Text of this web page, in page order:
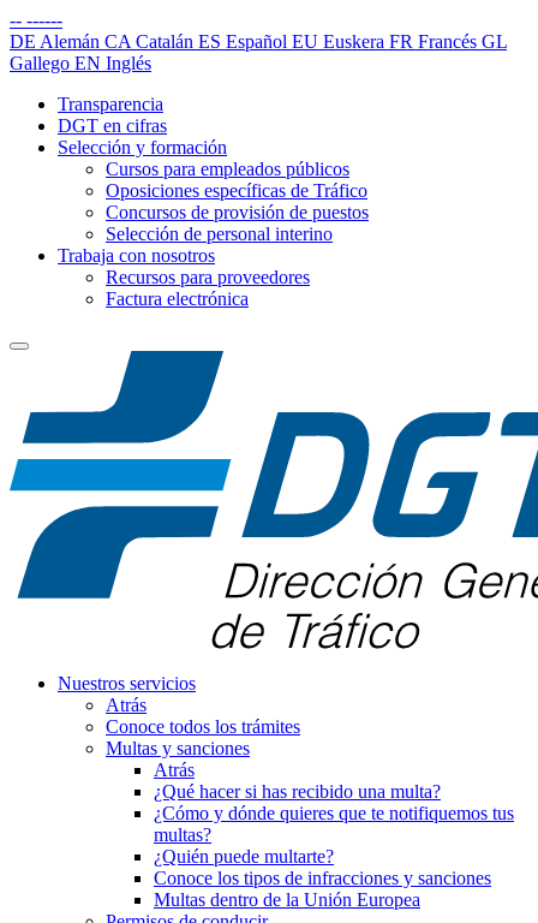
-- ------
DE Alemán CA Catalán ES Español EU Euskera FR Francés GL
Gallego EN Inglés
Transparencia
DGT en cifras
Selección y formación
Cursos para empleados públicos
Oposiciones específicas de Tráfico
Concursos de provisión de puestos
Selección de personal interino
Trabaja con nosotros
Recursos para proveedores
Factura electrónica
Nuestros servicios
Atrás
Conoce todos los trámites
Multas y sanciones
Atrás
¿Qué hacer si has recibido una multa?
¿Cómo y dónde quieres que te notifiquemos tus
multas?
¿Quién puede multarte?
Conoce los tipos de infracciones y sanciones
Multas dentro de la Unión Europea